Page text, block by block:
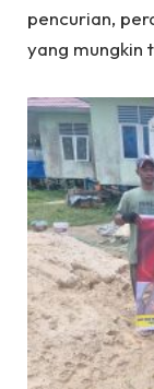
pencurian,
yang mungkin